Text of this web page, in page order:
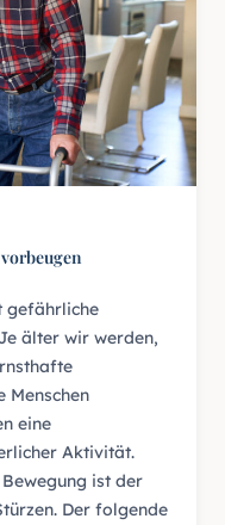
gefährliche
älter wir werden,
Menschen
eine
Aktivität.
ist der
Der folgende